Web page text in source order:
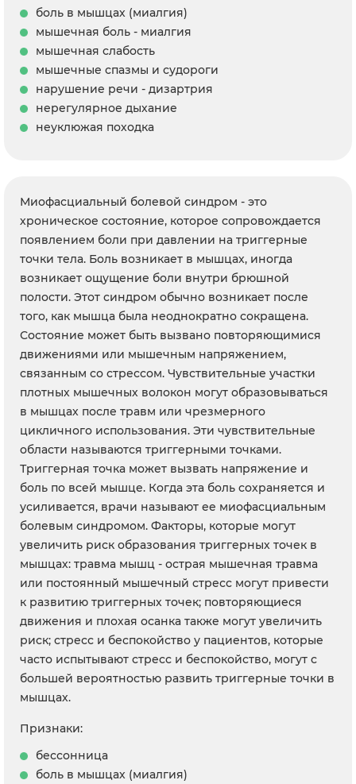
боль в мышцах (миалгия)
мышечная боль - миалгия
мышечная слабость
мышечные спазмы и судороги
нарушение речи - дизартрия
нерегулярное дыхание
неуклюжая походка
Миофасциальный болевой синдром - это
хроническое состояние, которое сопровождается
появлением боли при давлении на триггерные
точки тела. Боль возникает в мышцах, иногда
возникает ощущение боли внутри брюшной
полости. Этот синдром обычно возникает после
того, как мышца была неоднократно сокращена.
Состояние может быть вызвано повторяющимися
движениями или мышечным напряжением,
связанным со стрессом. Чувствительные участки
плотных мышечных волокон могут образовываться
в мышцах после травм или чрезмерного
цикличного использования. Эти чувствительные
области называются триггерными точками.
Триггерная точка может вызвать напряжение и
боль по всей мышце. Когда эта боль сохраняется и
усиливается, врачи называют ее миофасциальным
болевым синдромом. Факторы, которые могут
увеличить риск образования триггерных точек в
мышцах: травма мышц - острая мышечная травма
или постоянный мышечный стресс могут привести
к развитию триггерных точек; повторяющиеся
движения и плохая осанка также могут увеличить
риск; стресс и беспокойство у пациентов, которые
часто испытывают стресс и беспокойство, могут с
большей вероятностью развить триггерные точки в
мышцах.
Признаки:
бессонница
боль в мышцах (миалгия)